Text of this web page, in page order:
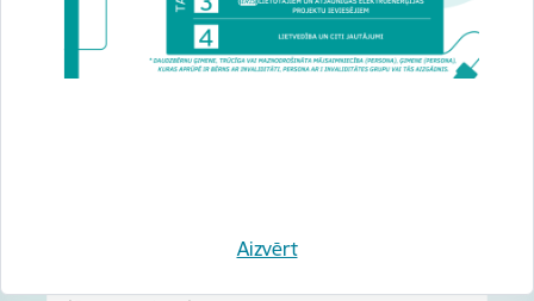
Aizvērt
Sniegt atsauksmi
Piesakies jaunumu saņemšanai savā e-pastā.